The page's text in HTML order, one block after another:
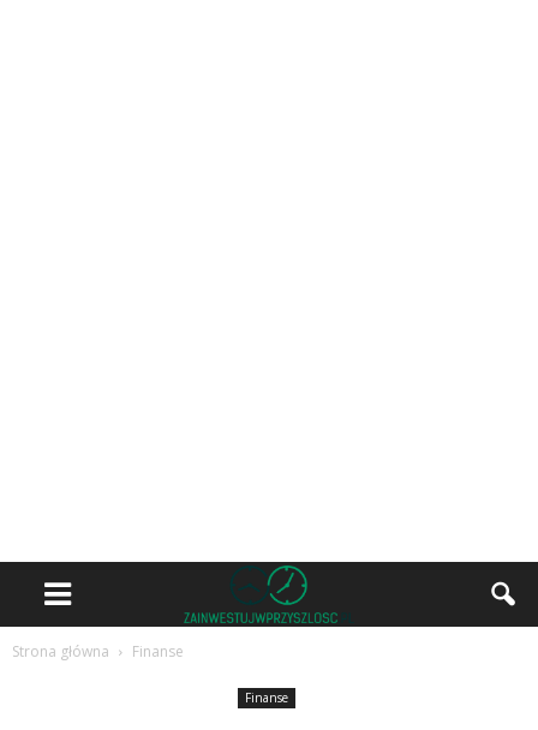
Strona główna Finanse
Finanse